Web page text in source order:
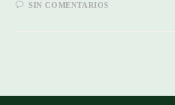
SIN COMENTARIOS